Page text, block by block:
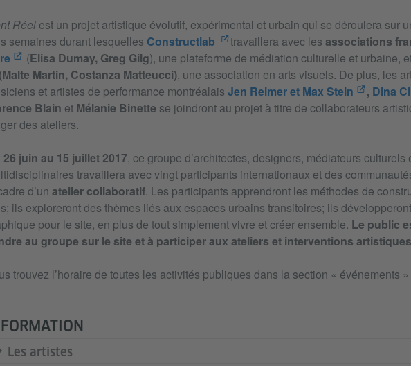
Réelest un projet artistique évolutif, expérimental et urbain qui se déroulera sur
semaines durant lesquelles Constructlab travaillera avec lesassociations
(Elisa Dumay, Greg Gilg), une plateforme de médiation culturelle et urbaine,
Martin, Costanza Matteucci), une association en arts visuels. De plus, les
et artistes de performance montréalais Jen Reimer et Max Stein , Dina
Blain etMélanie Binette se joindront au projet à titre de collaborateurs
des ateliers.
26 juin au 15 juillet 2017, ce groupe d’architectes, designers, médiateurs culturels
travaillera avec vingt participants internationaux et des
d’un atelier collaboratif. Les participants apprendront les méthodes de
ils exploreront des thèmes liés aux espaces urbains transitoires; ils
pour le site, en plus de tout simplement vivre et créer ensemble. Le public
au groupe sur le site et à participer aux ateliers et interventions
trouvez l’horaire de toutes les activités publiques dans la section « événements
Les artistes